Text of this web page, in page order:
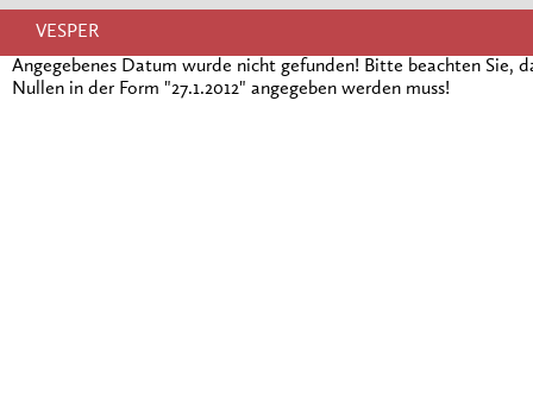
VESPER
Angegebenes Datum wurde nicht gefunden! Bitte beachten Sie,
Nullen in der Form "27.1.2012" angegeben werden muss!